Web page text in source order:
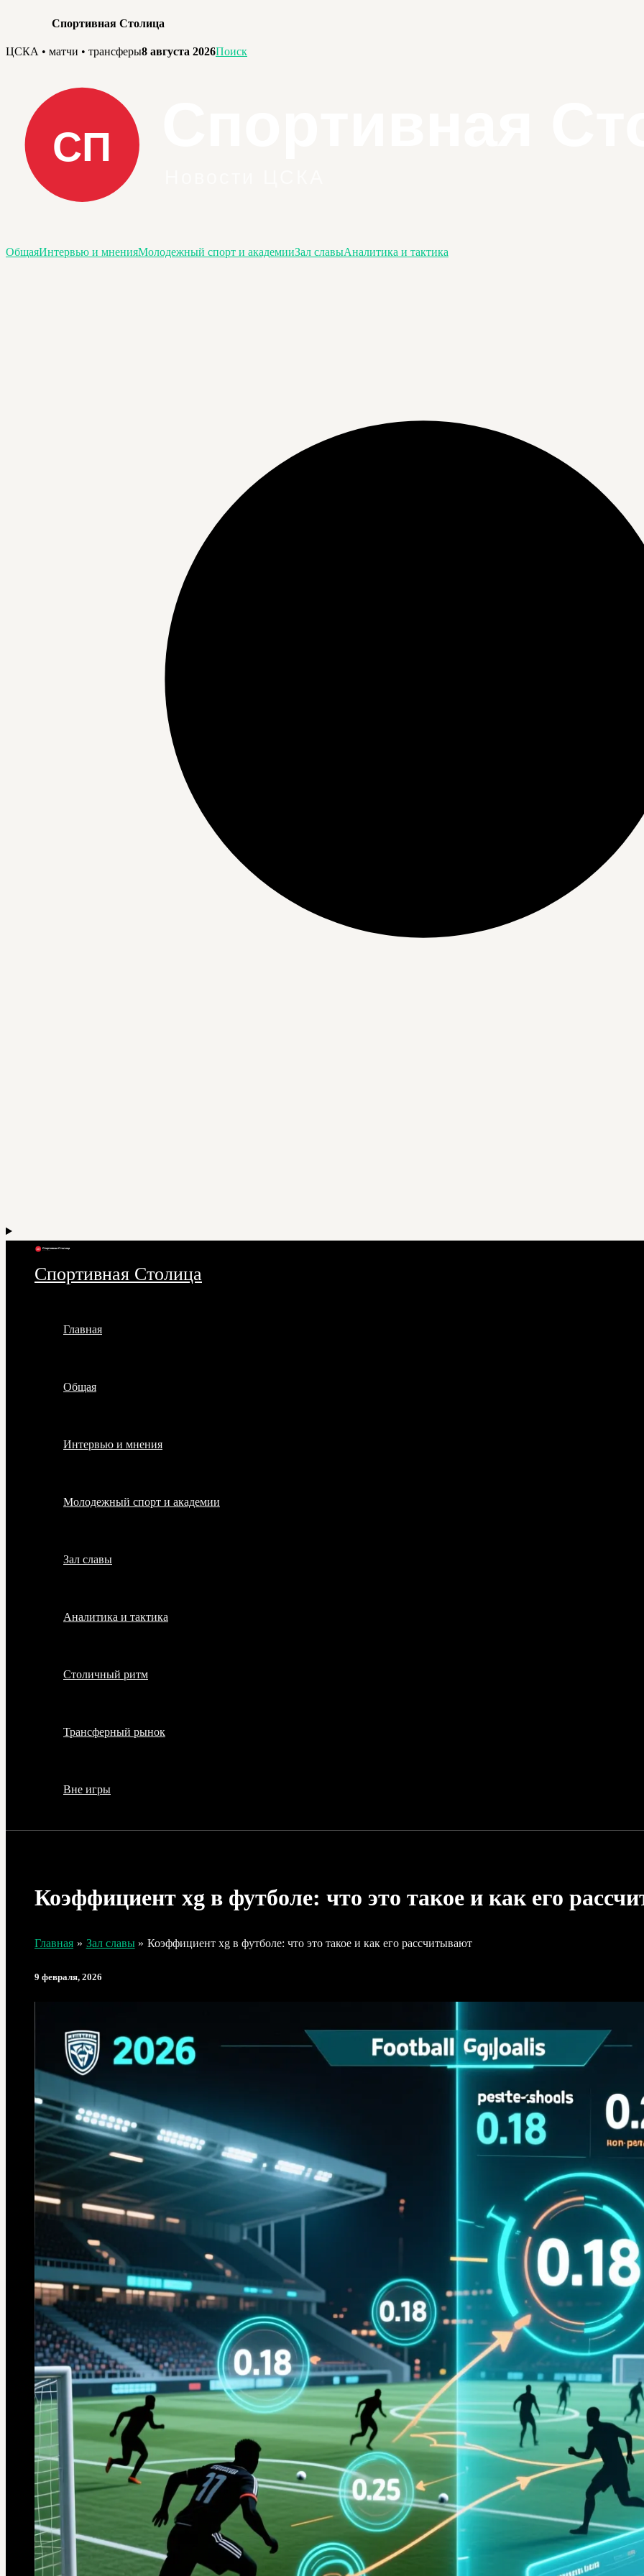
Спортивная Столица
Перейти
содержимому
ЦСКА • матчи • трансферы8 августа 2026Поиск
ОбщаяИнтервью и мненияМолодежный спорт и академииЗал славыАналитика и тактика
Спортивная Столица
Главная
Общая
Интервью и мнения
Молодежный спорт и академии
Зал славы
Аналитика и тактика
Столичный ритм
Трансферный рынок
Вне игры
Коэффициент xg в футболе: что это такое и как его
Главная Зал славы Коэффициент xg в футболе: что это такое и как его рассчитывают
9 февраля, 2026